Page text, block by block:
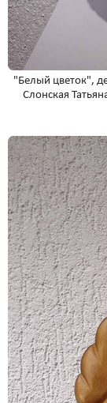
"Белый цветок",
Слонская